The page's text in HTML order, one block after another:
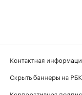
Контактная
Скрыть баннеры на РБК